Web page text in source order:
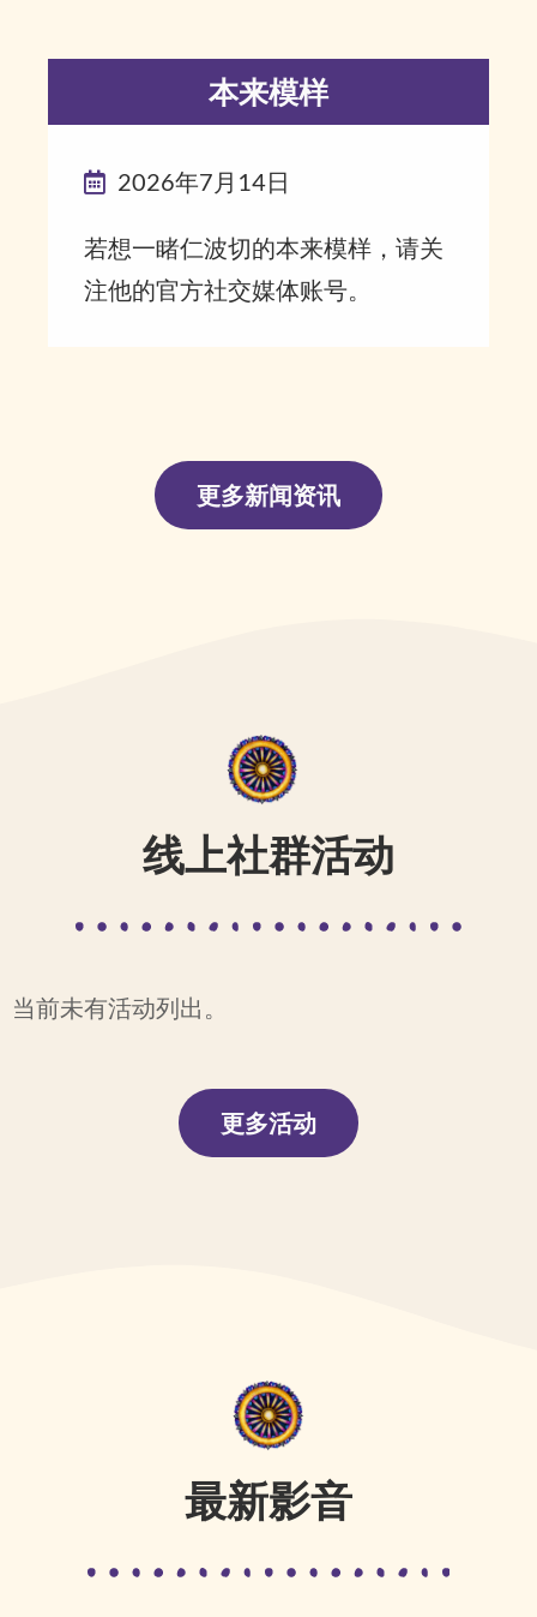
本来模样
2026年7月14日
若想一睹仁波切的本来模样，请关
注他的官方社交媒体账号。
更多新闻资讯
线上社群活动
当前未有活动列出。
更多活动
最新影音